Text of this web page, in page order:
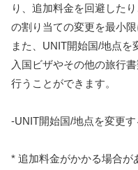
り、追加料金を回避した
の割り当ての変更を最小
また、UNIT開始国/地点
入国ビザやその他の旅行
行うことができます。
-UNIT開始国/地点を変更
* 追加料金がかかる場合が